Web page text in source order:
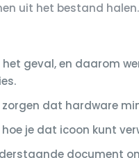
uit het bestand halen.
geval, en daarom
zorgen dat hardware
hoe je dat icoon kunt
document